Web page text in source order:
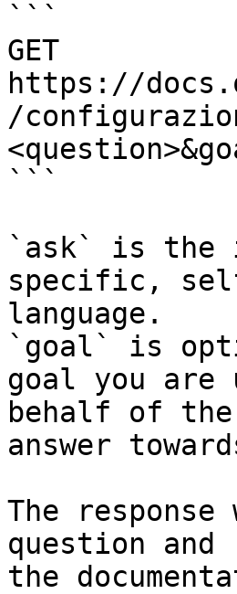
```
GET
https://
/
```
`ask` is the
specific,
language.
`goal` is
goal you
behalf of
answer
The
question and
the